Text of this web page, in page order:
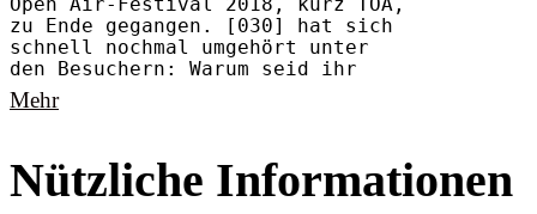
Open Air-Festival 2018, kurz TOA,
zu Ende gegangen. [030] hat sich
schnell nochmal umgehört unter
den Besuchern: Warum seid ihr
Mehr
Nützliche Informationen